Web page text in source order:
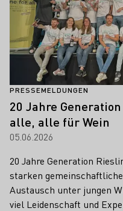
PRESSEMELDUNGEN
20 Jahre
alle, alle für Wein
05.06.2026
20 Jahre Generation
starken
Austausch unter jungen
viel Leidenschaft und